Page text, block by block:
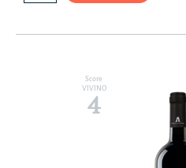
Score
VIVINO
4